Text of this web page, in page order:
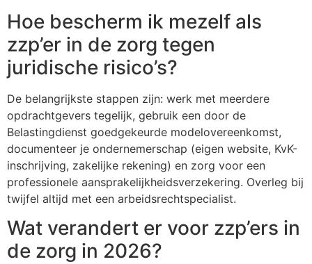
Hoe bescherm ik mezelf als
zzp’er in de zorg tegen
juridische risico’s?
De belangrijkste stappen zijn: werk met meerdere
opdrachtgevers tegelijk, gebruik een door de
Belastingdienst goedgekeurde modelovereenkomst,
documenteer je ondernemerschap (eigen website, KvK-
inschrijving, zakelijke rekening) en zorg voor een
professionele aansprakelijkheidsverzekering. Overleg bij
twijfel altijd met een arbeidsrechtspecialist.
Wat verandert er voor zzp’ers in
de zorg in 2026?